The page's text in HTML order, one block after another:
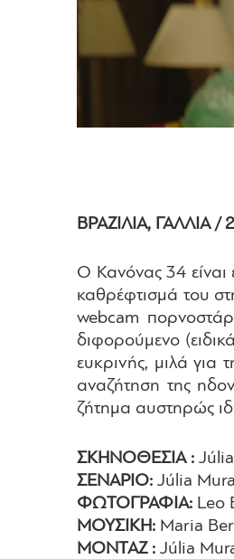
ΒΡΑΖΙΛΙΑ, ΓΑΛΛΙΑ /
Ο Κανόνας 34 είναι
καθρέφτισμά του
webcam
διφορούμενο
ευκρινής, μιλά για
αναζήτηση της
ζήτημα αυστηρώς
ΣΚΗΝΟΘΕΣΙΑ :
ΣΕΝΑΡΙΟ:Júlia
ΦΩΤΟΓΡΑΦΙΑ: Leo
ΜΟΥΣΙΚΗ: Maria
ΜΟΝΤΑΖ :Júlia